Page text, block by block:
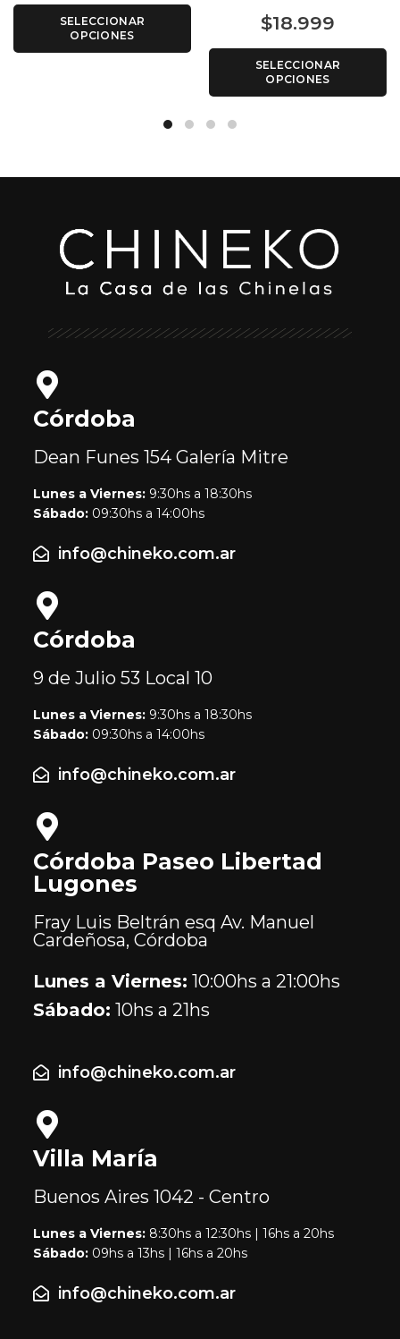
SELECCIONAR
OPCIONES
$18.999
SELECCIONAR
OPCIONES
Córdoba
Dean Funes 154Galería Mitre
Lunes a Viernes: 9:30hs a 18:30hs
Sábado: 09:30hs a 14:00hs
info@chineko.com.ar
Córdoba
9 de Julio 53 Local 10
Lunes a Viernes: 9:30hs a 18:30hs
Sábado: 09:30hs a 14:00hs
info@chineko.com.ar
Córdoba Paseo Libertad
Lugones
Fray Luis Beltrán esq Av. Manuel
Cardeñosa, Córdoba
Lunes a Viernes: 10:00hs a 21:00hs
Sábado: 10hs a 21hs
info@chineko.com.ar
Villa María
Buenos Aires1042 - Centro
Lunes a Viernes: 8:30hs a 12:30hs | 16hs a 20hs
Sábado: 09hs a 13hs | 16hs a 20hs
info@chineko.com.ar